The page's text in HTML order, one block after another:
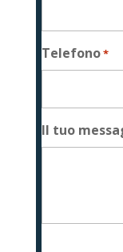
Telefono*
Il tuo